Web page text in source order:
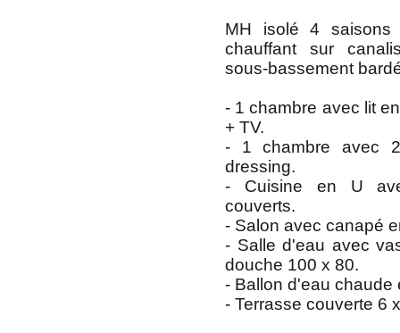
MH isolé 4 saisons
chauffant sur
sous-bassement
- 1 chambre avec lit
+ TV.
- 1 chambre avec
dressing.
- Cuisine en U
couverts.
- Salon avec canapé
- Salle d'eau avec
douche 100 x 80.
- Ballon d'eau chaude
- Terrasse couverte 6